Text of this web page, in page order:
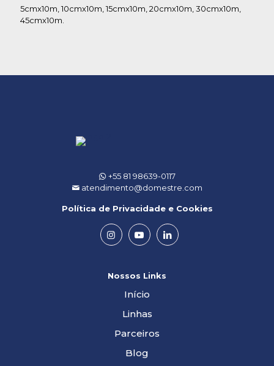
5cmx10m, 10cmx10m, 15cmx10m, 20cmx10m, 30cmx10m,
45cmx10m.
+55 81 98639-0117
atendimento@domestre.com
Política de Privacidade e Cookies
Nossos Links
Início
Linhas
Parceiros
Blog